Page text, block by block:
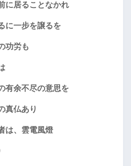
居ることなかれ
に一步を譲るを
功労も
余不尽の意思を
真仏あり
は、雲電風燈